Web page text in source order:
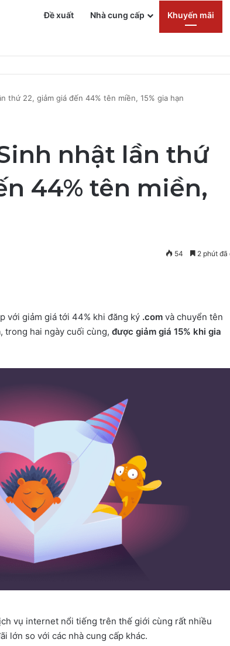
Đề xuất Nhà cung cấp Khuyến mãi
Phí
thứ 22, giảm giá đến 44% tên miền, 15% gia hạn
nhật lần thứ
44% tên miền,
54 2 phút đã
với giảm giá tới 44% khi đăng ký .com và chuyển tên
trong hai ngày cuối cùng, được giảm giá 15% khi gia
vụ internet nổi tiếng trên thế giới cùng rất nhiều
lớn so với các nhà cung cấp khác.